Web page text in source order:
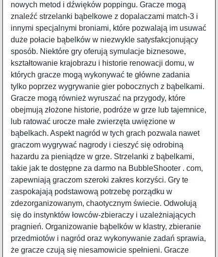
nowych metod i dźwięków poppingu. Gracze mogą
znaleźć strzelanki bąbelkowe z dopalaczami match-3 i
innymi specjalnymi broniami, które pozwalają im usuwać
duże połacie bąbelków w niezwykle satysfakcjonujący
sposób. Niektóre gry oferują symulacje biznesowe,
kształtowanie krajobrazu i historie renowacji domu, w
których gracze mogą wykonywać te główne zadania
tylko poprzez wygrywanie gier pobocznych z bąbelkami.
Gracze mogą również wyruszać na przygody, które
obejmują złożone historie, podróże w grze lub tajemnice,
lub ratować urocze małe zwierzęta uwięzione w
bąbelkach. Aspekt nagród w tych grach pozwala nawet
graczom wygrywać nagrody i cieszyć się odrobiną
hazardu za pieniądze w grze. Strzelanki z bąbelkami,
takie jak te dostępne za darmo na BubbleShooter . com,
zapewniają graczom szeroki zakres korzyści. Gry te
zaspokajają podstawową potrzebę porządku w
zdezorganizowanym, chaotycznym świecie. Odwołują
się do instynktów łowców-zbieraczy i uzależniających
pragnień. Organizowanie bąbelków w klastry, zbieranie
przedmiotów i nagród oraz wykonywanie zadań sprawia,
że gracze czują się niesamowicie spełnieni. Gracze